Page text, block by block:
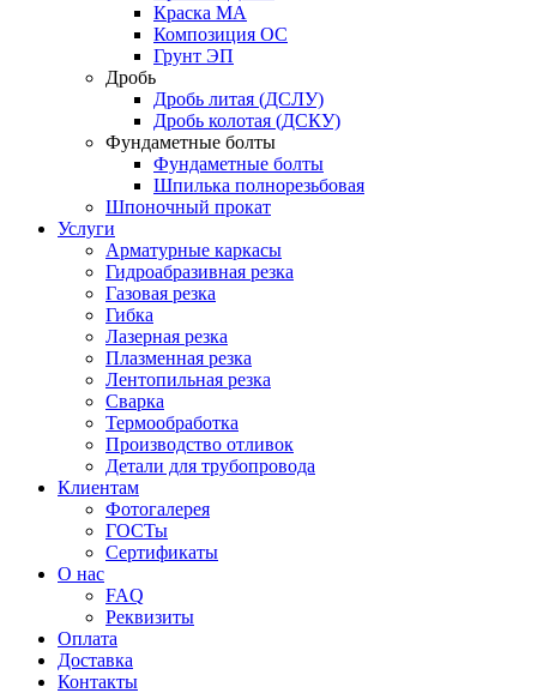
Краска МА
Композиция ОС
Грунт ЭП
Дробь
Дробь литая (ДСЛУ)
Дробь колотая (ДСКУ)
Фундаметные болты
Фундаметные болты
Шпилька полнорезьбовая
Шпоночный прокат
Услуги
Арматурные каркасы
Гидроабразивная резка
Газовая резка
Гибка
Лазерная резка
Плазменная резка
Лентопильная резка
Сварка
Термообработка
Производство отливок
Детали для трубопровода
Клиентам
Фотогалерея
ГОСТы
Сертификаты
О нас
FAQ
Реквизиты
Оплата
Доставка
Контакты